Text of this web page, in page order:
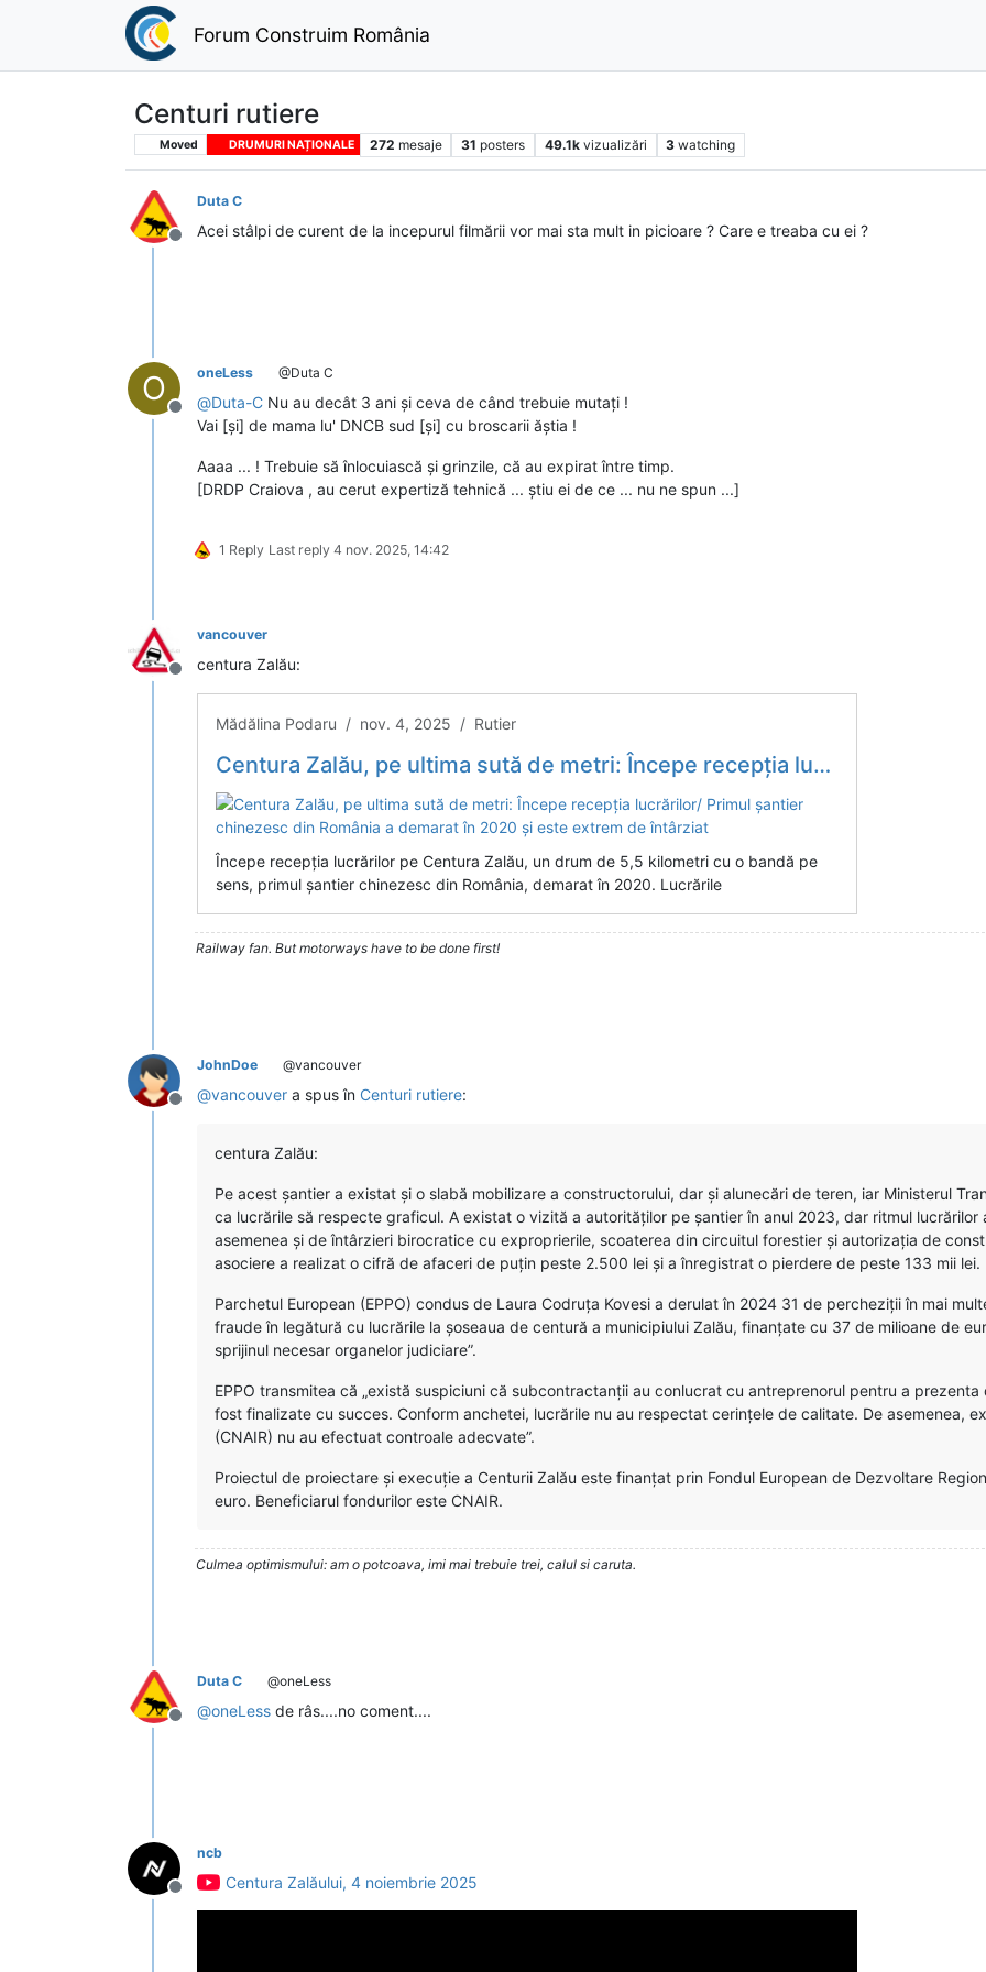
Forum Construim România
Centuri rutiere
Moved DRUMURI NAȚIONALE 272 mesaje 31 posters 49.1k vizualizări 3 watching
Deconectat
Duta C
Acei stâlpi de curent de la incepurul filmării vor mai sta mult in picioare ? Care e treaba cu ei ?
O
Deconectat
oneLess @Duta C
@Duta-C Nu au decât 3 ani și ceva de când trebuie mutați !
Vai [și] de mama lu' DNCB sud [și] cu broscarii ăștia !
Aaaa ... ! Trebuie să înlocuiască și grinzile, că au expirat între timp.
[DRDP Craiova , au cerut expertiză tehnică ... știu ei de ce ... nu ne spun ...]
1 Reply Last reply 4 nov. 2025, 14:42
Deconectat
vancouver
centura Zalău:
Mădălina Podaru / nov. 4, 2025 / Rutier
Centura Zalău, pe ultima sută de metri: Începe recepția lucrărilor/ Primul șantier chinezesc din România a demarat în 2020 și este extrem de întârziat
Începe recepția lucrărilor pe Centura Zalău, un drum de 5,5 kilometri cu o bandă pe
sens, primul șantier chinezesc din România, demarat în 2020. Lucrările
Railway fan. But motorways have to be done first!
Deconectat
JohnDoe @vancouver
@vancouver a spus în Centuri rutiere:
centura Zalău:
Pe acest șantier a existat și o slabă mobilizare a constructorului, dar și alunecări de teren, iar Ministerul
ca lucrările să respecte graficul. A existat o vizită a autorităților pe șantier în anul 2023, dar ritmul
asemenea și de întârzieri birocratice cu exproprierile, scoaterea din circuitul forestier și autorizația de
asociere a realizat o cifră de afaceri de puțin peste 2.500 lei și a înregistrat o pierdere de peste 133 mii lei.
Parchetul European (EPPO) condus de Laura Codruța Kovesi a derulat în 2024 31 de percheziții în mai
fraude în legătură cu lucrările la șoseaua de centură a municipiului Zalău, finanțate cu 37 de milioane de
sprijinul necesar organelor judiciare”.
EPPO transmitea că „există suspiciuni că subcontractanții au conlucrat cu antreprenorul pentru a
fost finalizate cu succes. Conform anchetei, lucrările nu au respectat cerințele de calitate. De asemenea,
(CNAIR) nu au efectuat controale adecvate”.
Proiectul de proiectare și execuție a Centurii Zalău este finanțat prin Fondul European de Dezvoltare
euro. Beneficiarul fondurilor este CNAIR.
Culmea optimismului: am o potcoava, imi mai trebuie trei, calul si caruta.
Deconectat
Duta C @oneLess
@oneLess de râs....no coment....
Deconectat
ncb
Centura Zalăului, 4 noiembrie 2025